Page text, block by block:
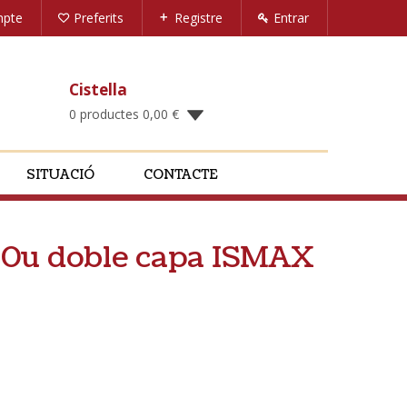
Preferits Registre Entrar
Cistella
0 productes 0,00 €
SITUACIÓ CONTACTE
doble capa ISMAX